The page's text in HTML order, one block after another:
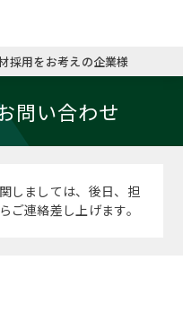
ミッシ
コンサ
お申し
キャリ
キャリ
MBAの
MBA留
日本か
英文レ
パワー
採用をお考えの企業様
問い合わせ
しましては、後日、担
ご連絡差し上げます。